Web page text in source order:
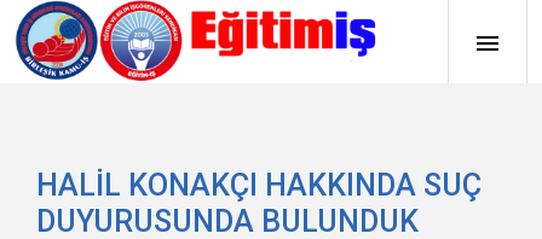
HALİL KONAKÇI HAKKINDA SUÇ
DUYURUSUNDA BULUNDUK